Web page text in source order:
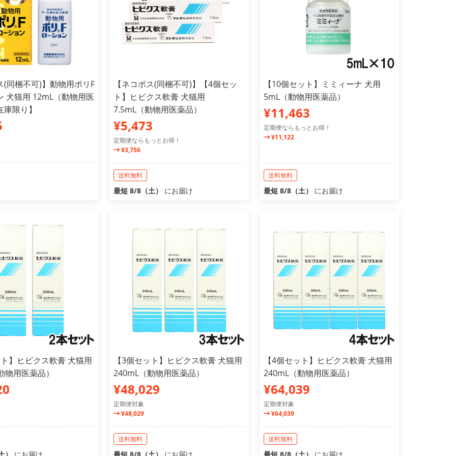
(同梱不可)】動物用ポリF
犬猫用 12mL（動物用医
限り】
【ネコポス(同梱不可)】【4個セッ
ト】ヒビクス軟膏 犬猫用
7.5mL（動物用医薬品）
¥5,473
定期便ならもっとお得！
¥3,756
送料無料
最短 8/8（土） にお届け
【10個セット】ミミィーナ 犬用
5mL（動物用医薬品）
¥11,463
定期便ならもっとお得！
¥11,122
送料無料
最短 8/8（土） にお届け
】ヒビクス軟膏 犬猫用
用医薬品）
【3個セット】ヒビクス軟膏 犬猫用
240mL（動物用医薬品）
¥48,029
定期便対象
¥48,029
送料無料
【4個セット】ヒビクス軟膏 犬猫用
240mL（動物用医薬品）
¥64,039
定期便対象
¥64,039
送料無料